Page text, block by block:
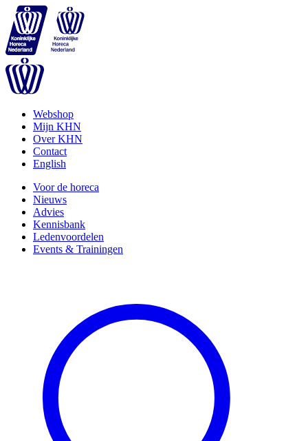
Webshop
Mijn KHN
Over KHN
Contact
English
Voor de horeca
Nieuws
Advies
Kennisbank
Ledenvoordelen
Events & Trainingen